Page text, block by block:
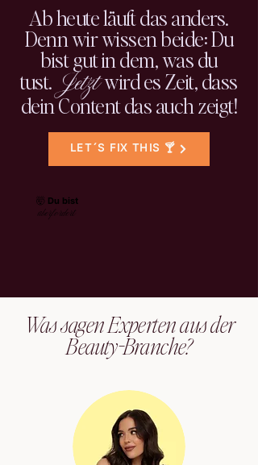
Ab heute läuft das anders.
Denn wir wissen beide: Du
bist gut in dem, was du
tust.Jetztwird es Zeit, dass
dein Content das auch zeigt!
LET´S FIX THIS 🍸
🤯 Du bist
überfordert
Was sagen Experten aus der
Beauty-Branche?